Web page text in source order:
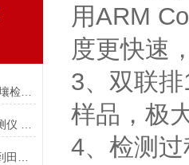
用ARM
度更快速
3、双联
样品，极
4、检测